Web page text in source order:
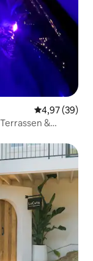
4,97 (39)
&